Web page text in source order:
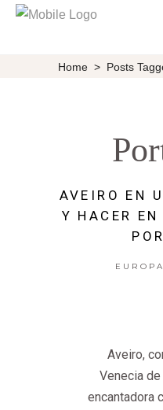
Home > Posts
AVEIRO EN
Y HACER
EUROPA
Aveiro,
Venecia
encantadora